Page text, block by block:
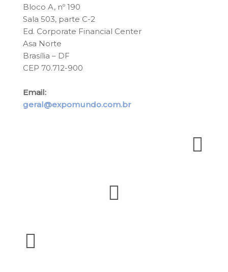
Bloco A, nº 190
Sala 503, parte C-2
Ed. Corporate Financial Center
Asa Norte
Brasília – DF
CEP 70.712-900
Email:
geral@expomundo.com.br